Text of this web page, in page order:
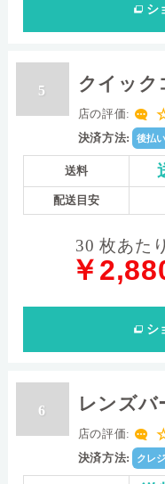
シ
5 クイック
店の評価:
決済方法: 後払い
送料
配送目安
30 枚あたり
￥
シ
6 レンズバ
店の評価:
決済方法: クレ